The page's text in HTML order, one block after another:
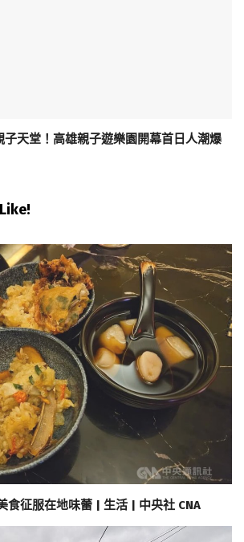
子天堂！高雄親子遊樂園開幕首日人潮爆
食征服在地味蕾 | 生活 | 中央社 CNA